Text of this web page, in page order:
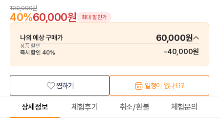
100,000원
40%60,000원 최대 할인가
나의 예상 구매가 60,000원
상품 할인
즉시 할인 40% -40,000원
찜하기 일정이 없나요?
상세정보 체험후기 취소/환불 체험문의